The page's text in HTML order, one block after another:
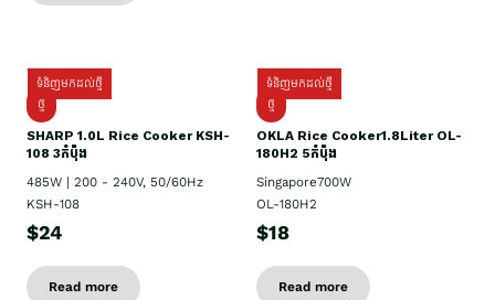
ទំនិញមកដល់ថ្មី
ថ្មី
SHARP 1.០L Rice Cooker KSH-
108 3កំប៉ុង
485W | 200 - 240V, 50/60Hz
KSH-108
$24
Read more
ទំនិញមកដល់ថ្មី
ថ្មី
OKLA Rice Cooker1.8Liter OL-
180H2 5កំប៉ុង
Singapore700W
OL-180H2
$18
Read more